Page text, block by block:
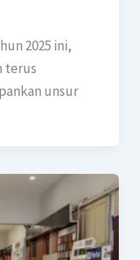
2025 ini,
terus
unsur